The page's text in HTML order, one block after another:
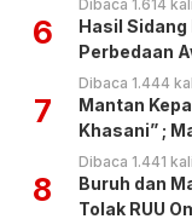
Dibaca 1.614 kali
6
Hasil
Perbedaan
Dibaca 1.444
7
Mantan
Khasani” ;
Dibaca 1.441 kali
8
Buruh dan
Tolak RUU